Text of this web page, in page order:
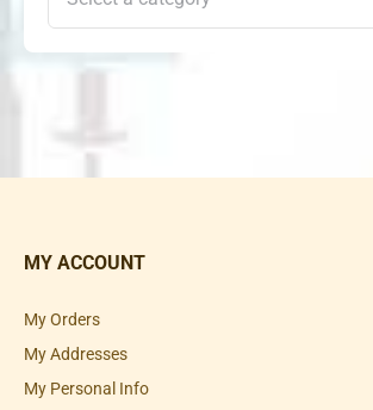
MY ACCOUNT
My Orders
My Addresses
My Personal Info